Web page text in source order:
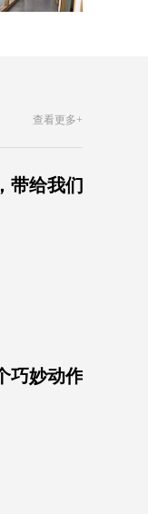
查看更多+
带给我们
巧妙动作